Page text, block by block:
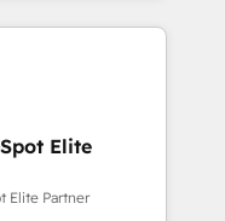
Elite
Elite Partner